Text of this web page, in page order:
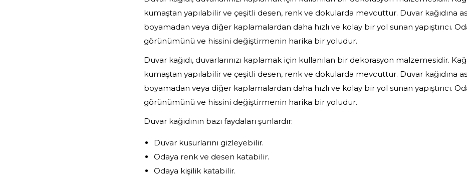
kumaştan yapılabilir ve çeşitli desen, renk ve dokularda mevcuttur. Duvar kağıdına
boyamadan veya diğer kaplamalardan daha hızlı ve kolay bir yol sunan yapıştırıcı.
görünümünü ve hissini değiştirmenin harika bir yoludur.
Duvar kağıdı, duvarlarınızı kaplamak için kullanılan bir dekorasyon malzemesidir.
kumaştan yapılabilir ve çeşitli desen, renk ve dokularda mevcuttur. Duvar kağıdına
boyamadan veya diğer kaplamalardan daha hızlı ve kolay bir yol sunan yapıştırıcı.
görünümünü ve hissini değiştirmenin harika bir yoludur.
Duvar kağıdının bazı faydaları şunlardır:
Duvar kusurlarını gizleyebilir.
Odaya renk ve desen katabilir.
Odaya kişilik katabilir.